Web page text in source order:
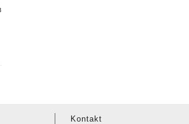
Kontakt